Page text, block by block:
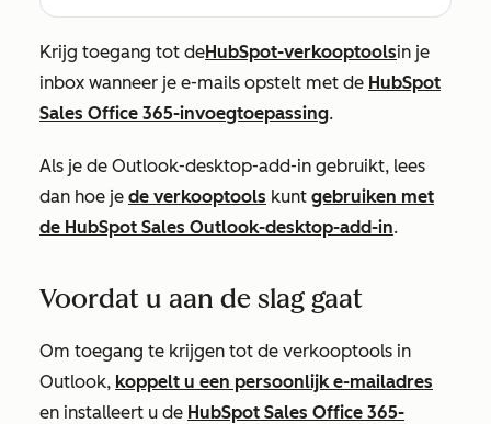
Krijg toegang tot deHubSpot-verkooptoolsin je
inbox wanneer je e-mails opstelt met de HubSpot
Sales Office 365-invoegtoepassing.
Als je de Outlook-desktop-add-in gebruikt, lees
dan hoe je de verkooptools kunt gebruiken met
de HubSpot Sales Outlook-desktop-add-in.
Voordat u aan de slag gaat
Om toegang te krijgen tot de verkooptools in
Outlook, koppelt u een persoonlijk e-mailadres
en installeert u de HubSpot Sales Office 365-